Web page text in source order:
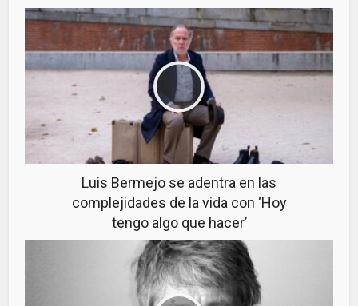
Luis Bermejo se adentra en las
complejidades de la vida con ‘Hoy
tengo algo que hacer’